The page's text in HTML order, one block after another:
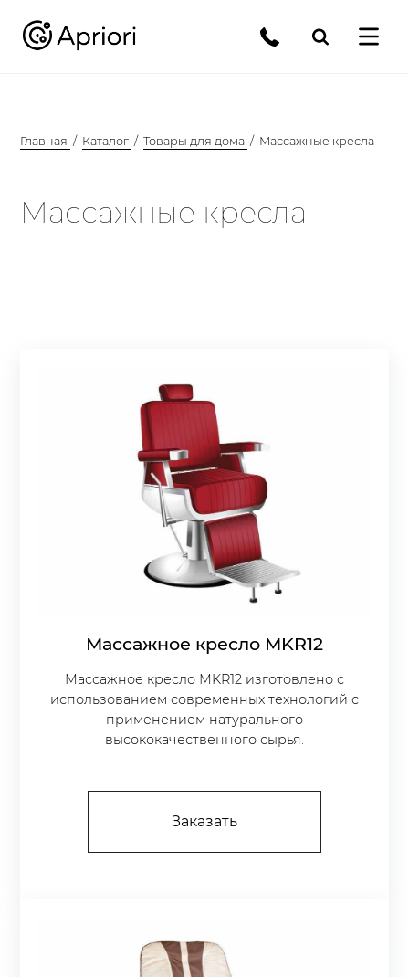
Главная Каталог Товары для дома Массажные кресла
Массажные кресла
Массажное кресло МKR12
Массажное кресло МKR12 изготовлено с
использованием современных технологий с
применением натурального
высококачественного сырья.
Заказать